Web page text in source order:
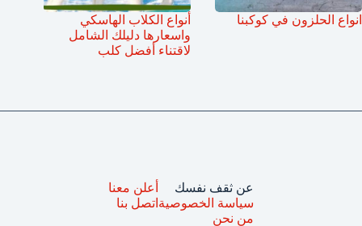
انواع الحلزون في كوكبنا
أنواع الكلاب الهاسكي
واسعارها دليلك الشامل
لاقتناء أفضل كلب
عن ثقف نفسك
سياسة الخصوصية
من نحن
أعلن معنا
اتصل بنا